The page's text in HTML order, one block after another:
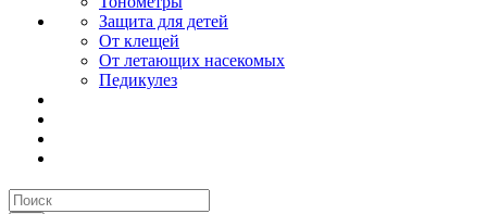
Защита для детей
От клещей
От летающих насекомых
Педикулез